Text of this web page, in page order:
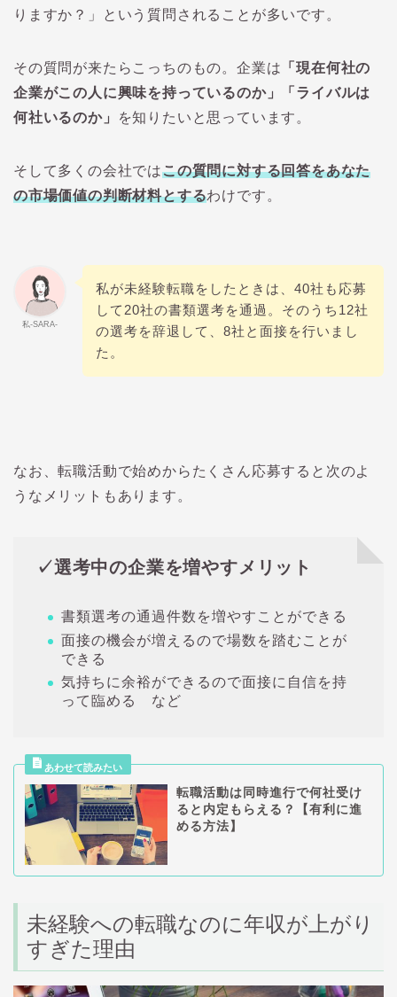
りますか？」という質問されることが多いです。
その質問が来たらこっちのもの。企業は 「現在何社の
企業がこの人に興味を持っているのか」「ライバルは
何社いるのか」
を知りたいと思っています。
そして多くの会社ではこの質問に対する回答をあなた
の市場価値の判断材料とするわけです。
私-SARA-
私が未経験転職をしたときは、40社も応募
して20社の書類選考を通過。そのうち12社
の選考を辞退して、8社と面接を行いまし
た。
なお、転職活動で始めからたくさん応募すると次のよ
うなメリットもあります。
✓選考中の企業を増やすメリット
書類選考の通過件数を増やすことができる
面接の機会が増えるので場数を踏むことが
できる
気持ちに余裕ができるので面接に自信を持
って臨める など
転職活動は同時進行で何社受け
ると内定もらえる？【有利に進
める方法】
未経験への転職なのに年収が上がり
すぎた理由